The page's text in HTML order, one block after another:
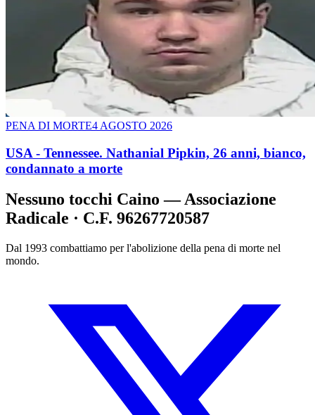
PENA DI MORTE4 AGOSTO 2026
USA - Tennessee. Nathanial Pipkin, 26 anni, bianco,
condannato a morte
Nessuno tocchi Caino — Associazione
Radicale · C.F. 96267720587
Dal 1993 combattiamo per l'abolizione della pena di morte nel
mondo.